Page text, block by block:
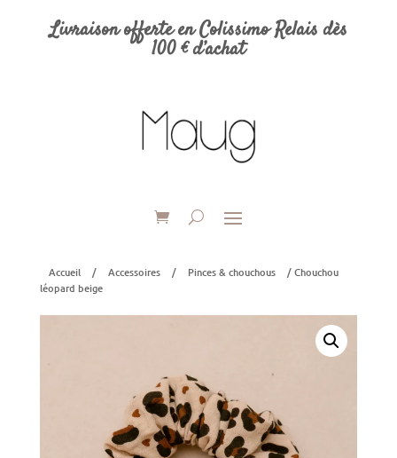
Livraison offerte en Colissimo Relais dès
100 € d’achat
Accueil / Accessoires / Pinces & chouchous
/ Chouchou
léopard beige